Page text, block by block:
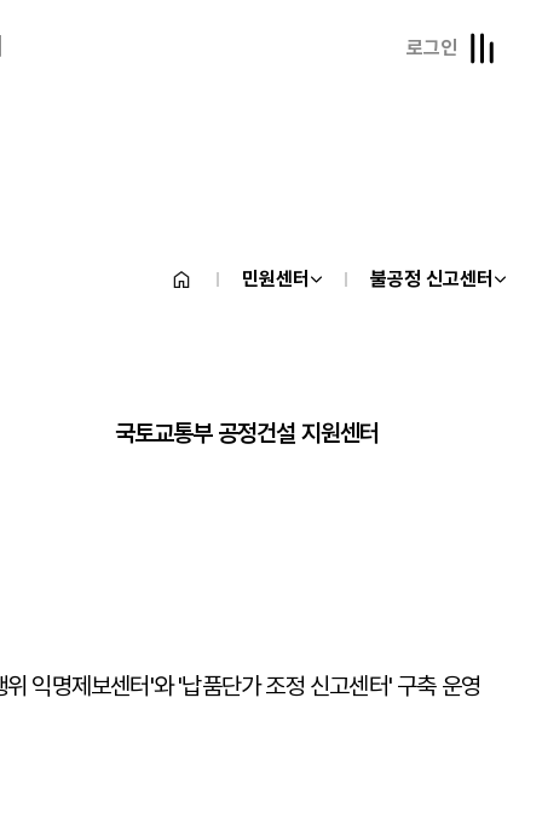
로그인
민원센터 불공정 신고센터
국토교통부 공정건설 지원센터
익명제보센터'와 '납품단가 조정 신고센터' 구축 운영